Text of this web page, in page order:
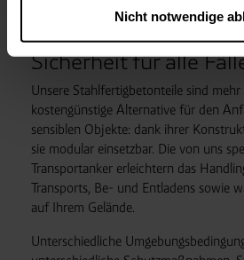
Westfalen-Gruppe, die ein
Management-System nutzen. Ihre
domainübergreifend erkannt und
nicht auf jeder Plattform erneut
Betroffene Online-Dienste:
hub.westfalen.com
Rechtsgrundlage:
(für optionale Cookies),
Nicht notwendige
Zwei
Sicherheit für alle
Unsere Stahlfertigbetonteile sind mehr
kostengünstige Alternative für den
sensiblen Objekte: dank ihrer
sie modular einsetzbar. Die von uns
Transportanker erleichtern das
Transports, Be- und Entladens sowie
auf Ihrem Gelände.
Unterschiedliche